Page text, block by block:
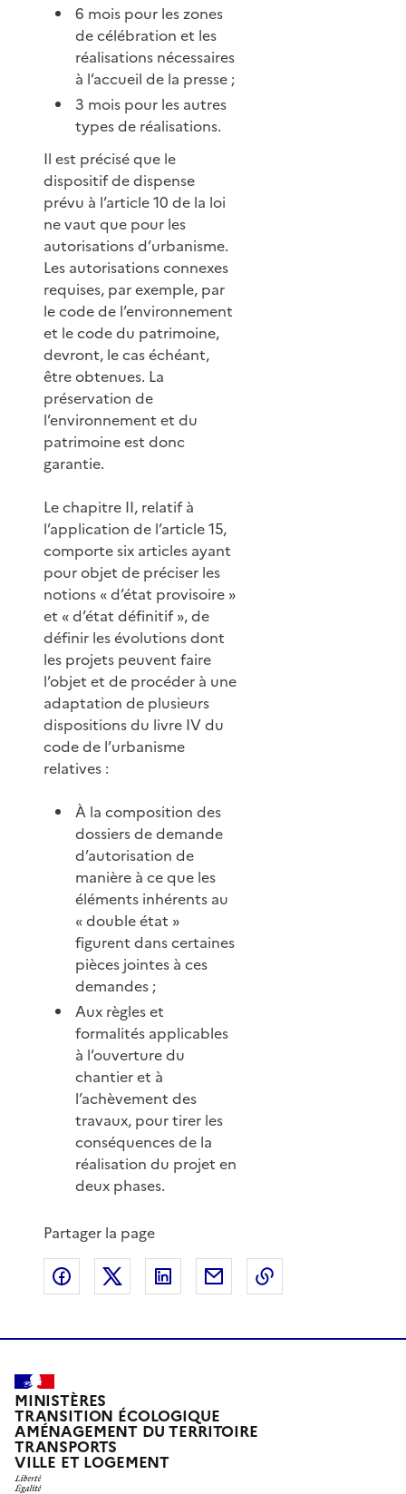
6 mois pour les zones
de célébration et les
réalisations nécessaires
à l’accueil de la presse ;
3 mois pour les autres
types de réalisations.
Il est précisé que le
dispositif de dispense
prévu à l’article 10 de la loi
ne vaut que pour les
autorisations d’urbanisme.
Les autorisations connexes
requises, par exemple, par
le code de l’environnement
et le code du patrimoine,
devront, le cas échéant,
être obtenues. La
préservation de
l’environnement et du
patrimoine est donc
garantie.
Le chapitre II, relatif à
l’application de l’article 15,
comporte six articles ayant
pour objet de préciser les
notions « d’état provisoire »
et « d’état définitif », de
définir les évolutions dont
les projets peuvent faire
l’objet et de procéder à une
adaptation de plusieurs
dispositions du livre IV du
code de l’urbanisme
relatives :
À la composition des
dossiers de demande
d’autorisation de
manière à ce que les
éléments inhérents au
« double état »
figurent dans certaines
pièces jointes à ces
demandes ;
Aux règles et
formalités applicables
à l’ouverture du
chantier et à
l’achèvement des
travaux, pour tirer les
conséquences de la
réalisation du projet en
deux phases.
Partager la page
Partager sur Facebook
Partager sur XPartager sur LinkedIn
Partager par email
MINISTÈRES
TRANSITION ÉCOLOGIQUE
AMÉNAGEMENT DU TERRITOIRE
TRANSPORTS
VILLE ET LOGEMENT